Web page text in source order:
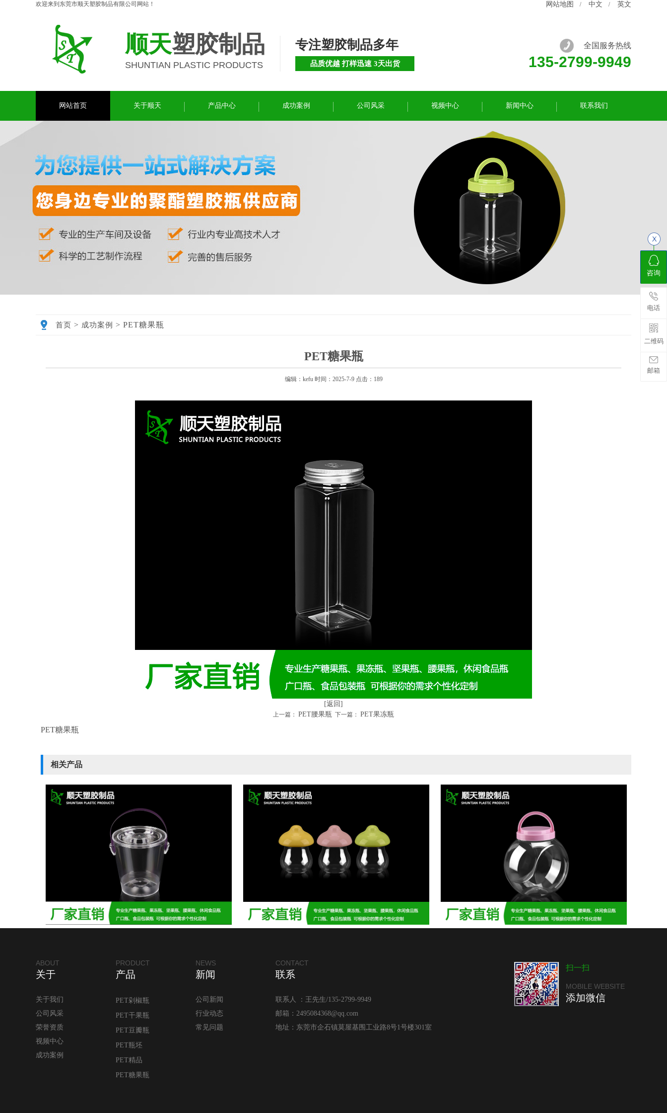
欢迎来到东莞市顺天塑胶制品有限公司网站！ 网站地图 / 中文 / 英文
顺天塑胶制品
SHUNTIAN PLASTIC PRODUCTS
专注塑胶制品多年
品质优越 打样迅速 3天出货
全国服务热线
135-2799-9949
网站首页 关于顺天 产品中心 成功案例 公司风采 视频中心 新闻中心 联系我们
首页 > 成功案例 > PET糖果瓶
PET糖果瓶
编辑：kefu 时间：2025-7-9 点击：189
[返回]
上一篇： PET腰果瓶 下一篇： PET果冻瓶
PET糖果瓶
相关产品
ABOUT
关于
关于我们
公司风采
荣誉资质
视频中心
成功案例
PRODUCT
产品
PET剁椒瓶
PET干果瓶
PET豆瓣瓶
PET瓶坯
PET精品
PET糖果瓶
NEWS
新闻
公司新闻
行业动态
常见问题
CONTACT
联系
联系人 ：王先生/135-2799-9949
邮箱：2495084368@qq.com
地址：东莞市企石镇莫屋基围工业路8号1号楼301室
扫一扫
MOBILE WEBSITE
添加微信
咨询
电话
二维码
邮箱